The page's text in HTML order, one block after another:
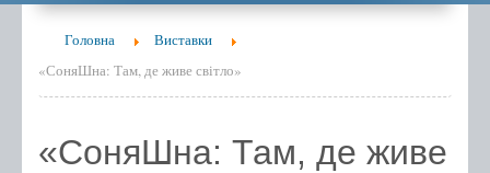
Новини
Відділ обслуговування ЦБ
Головна
Виставки
«СоняШна: Там, де живе світло»
«СоняШна: Там, де живе